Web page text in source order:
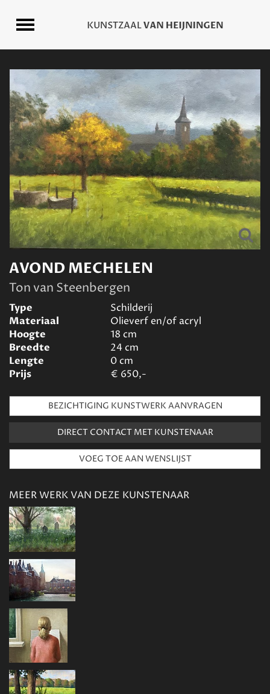
AVOND MECHELEN
Ton van Steenbergen
Type
Schilderij
Materiaal
Olieverf en/of acryl
Hoogte
18 cm
Breedte
24cm
Lengte
0cm
Prijs
€ 650,-
BEZICHTIGING KUNSTWERK AANVRAGEN
DIRECT CONTACT MET KUNSTENAAR
MEER WERK VAN DEZE KUNSTENAAR